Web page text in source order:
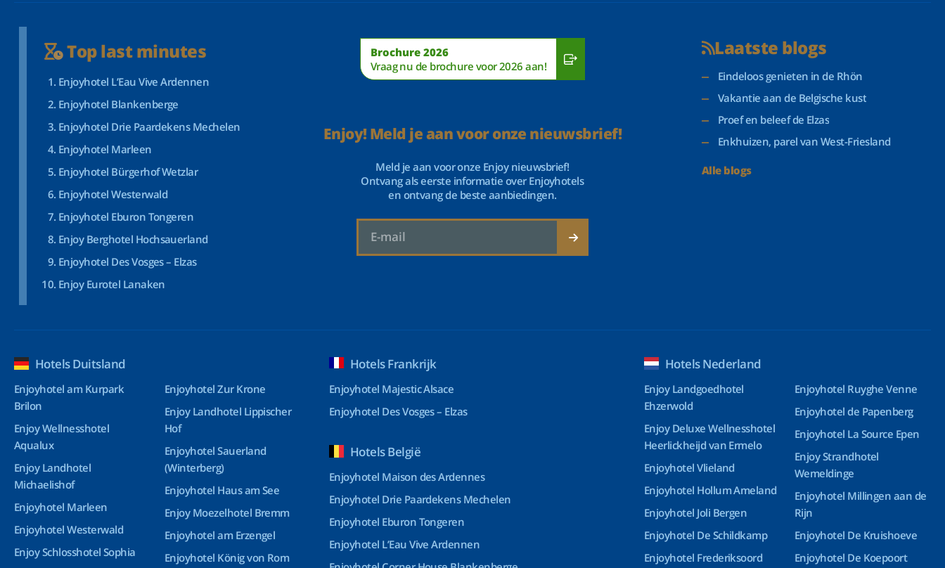
Top last minutes
Enjoyhotel L’Eau Vive Ardennen
Enjoyhotel Blankenberge
Enjoyhotel Drie Paardekens Mechelen
Enjoyhotel Marleen
Enjoyhotel Bürgerhof Wetzlar
Enjoyhotel Westerwald
Enjoyhotel Eburon Tongeren
Enjoy Berghotel Hochsauerland
Enjoyhotel Des Vosges – Elzas
Enjoy Eurotel Lanaken
Brochure 2026
Vraag nu de brochure voor 2026 aan!
Enjoy! Meld je aan voor onze nieuwsbrief!
Meld je aan voor onze Enjoy nieuwsbrief!
Ontvang als eerste informatie over Enjoyhotels
en ontvang de beste aanbiedingen.
Laatste blogs
Eindeloos genieten in de Rhön
Vakantie aan de Belgische kust
Proef en beleef de Elzas
Enkhuizen, parel van West-Friesland
Alle blogs
Hotels Duitsland
Enjoyhotel am Kurpark
Brilon
Enjoy Wellnesshotel
Aqualux
Enjoy Landhotel
Michaelishof
Enjoyhotel Marleen
Enjoyhotel Westerwald
Enjoy Schlosshotel Sophia
Enjoyhotel Zur Krone
Enjoy Landhotel Lippischer
Hof
Enjoyhotel Sauerland
(Winterberg)
Enjoyhotel Haus am See
Enjoy Moezelhotel Bremm
Enjoyhotel am Erzengel
Enjoyhotel König von Rom
Hotels Frankrijk
Enjoyhotel Majestic Alsace
Enjoyhotel Des Vosges – Elzas
Hotels België
Enjoyhotel Maison des Ardennes
Enjoyhotel Drie Paardekens Mechelen
Enjoyhotel Eburon Tongeren
Enjoyhotel L’Eau Vive Ardennen
Hotels Nederland
Enjoy Landgoedhotel
Ehzerwold
Enjoy Deluxe Wellnesshotel
Heerlickheijd van Ermelo
Enjoyhotel Vlieland
Enjoyhotel Hollum Ameland
Enjoyhotel Joli Bergen
Enjoyhotel De Schildkamp
Enjoyhotel Frederiksoord
Enjoyhotel Ruyghe Venne
Enjoyhotel de Papenberg
Enjoyhotel La Source Epen
Enjoy Strandhotel
Wemeldinge
Enjoyhotel Millingen aan de
Rijn
Enjoyhotel De Kruishoeve
Enjoyhotel De Koepoort